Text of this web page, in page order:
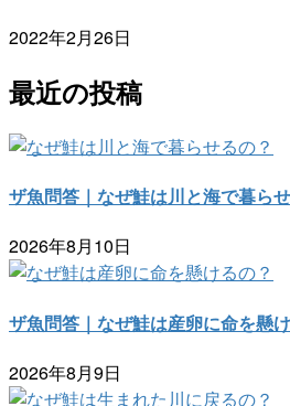
2022年2月26日
最近の投稿
ザ魚問答｜なぜ鮭は川と海で暮ら
2026年8月10日
ザ魚問答｜なぜ鮭は産卵に命を懸
2026年8月9日